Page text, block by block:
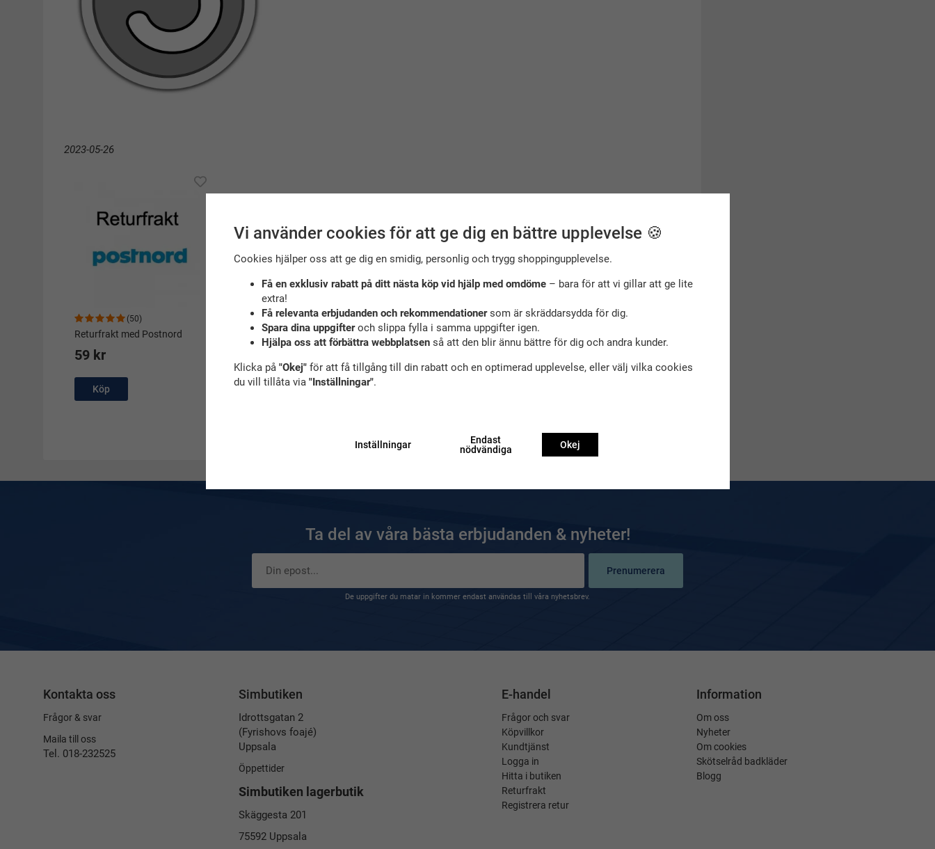
2023-05-26
(50)
Returfrakt med Postnord
59 kr
Köp
Ta del av våra bästa erbjudanden & nyheter!
Prenumerera
De uppgifter du matar in kommer endast användas till våra nyhetsbrev.
Kontakta oss
Frågor & svar
Maila till oss
Tel. 018-232525
Simbutiken
Idrottsgatan 2
(Fyrishovs foajé)
Uppsala
Öppettider
Simbutiken lagerbutik
Skäggesta 201
75592 Uppsala
E-handel
Frågor och svar
Köpvillkor
Kundtjänst
Logga in
Hitta i butiken
Returfrakt
Registrera retur
Information
Om oss
Nyheter
Om cookies
Skötselråd badkläder
Blogg
Vi använder cookies för att ge dig en bättre upplevelse 🍪
Cookies hjälper oss att ge dig en smidig, personlig och trygg shoppingupplevelse.
Få en exklusiv rabatt på ditt nästa köp vid hjälp med omdöme– bara för att vi gillar att ge lite
extra!
Få relevanta erbjudanden och rekommendationersom är skräddarsydda för dig.
Spara dina uppgifteroch slippa fylla i samma uppgifter igen.
Hjälpa oss att förbättra webbplatsenså att den blir ännu bättre för dig och andra kunder.
Klicka på "Okej"för att få tillgång till din rabatt och en optimerad upplevelse, eller välj vilka cookies
du vill tillåta via "Inställningar".
Inställningar
Endast
nödvändiga
Okej